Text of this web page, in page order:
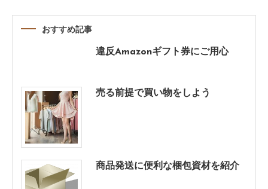
おすすめ記事
違反Amazonギフト券にご用心
売る前提で買い物をしよう
商品発送に便利な梱包資材を紹介